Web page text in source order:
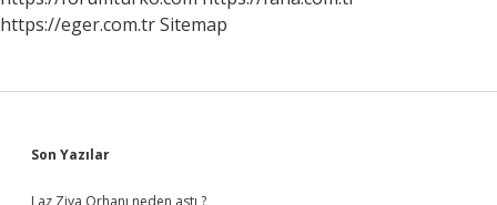
https://eger.com.trSitemap
Sidebar
Son Yazılar
Laz Ziya Orhanı neden astı ?